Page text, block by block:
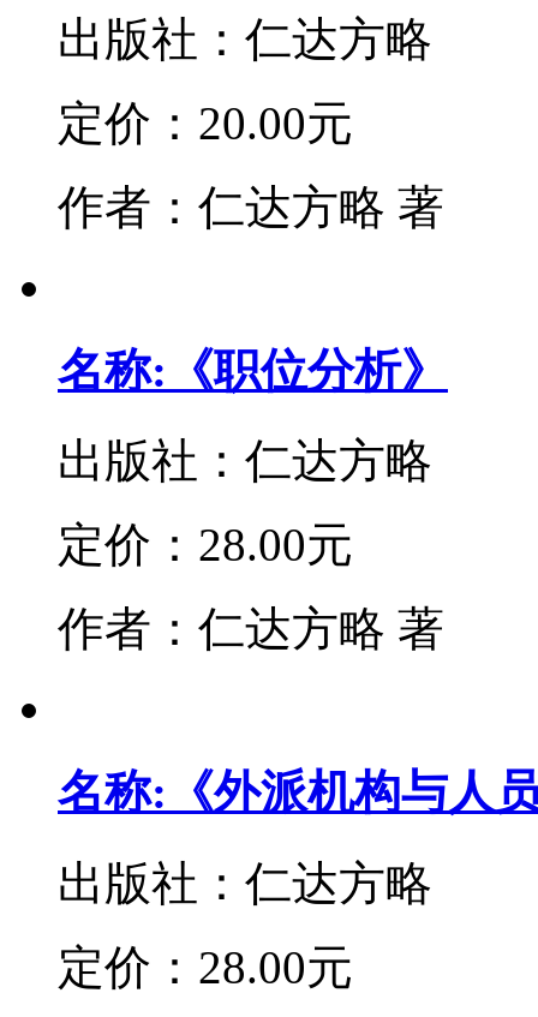
出版社： 仁达方略
定价： 20.00元
作者： 仁达方略 著
名称:《职位分析》
出版社： 仁达方略
定价： 28.00元
作者： 仁达方略 著
名称:《外派机构与人
出版社： 仁达方略
定价： 28.00元